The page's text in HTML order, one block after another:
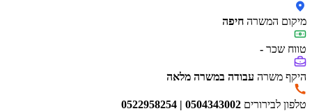
מיקום המשרה חיפה
טווח שכר -
היקף משרה עבודה במשרה מלאה
טלפון לבירורים 0522958254 | 0504343002